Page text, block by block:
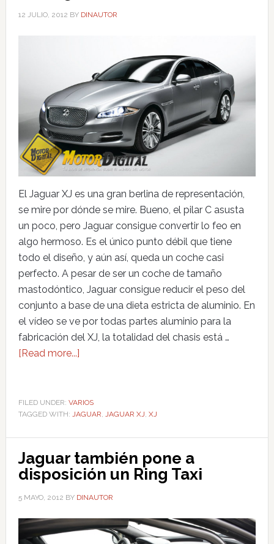
12 JULIO, 2012 BY DINAUTOR
El Jaguar XJ es una gran berlina de representación,
se mire por dónde se mire. Bueno, el pilar C asusta
un poco, pero Jaguar consigue convertir lo feo en
algo hermoso. Es el único punto débil que tiene
todo el diseño, y aún así, queda un coche casi
perfecto. A pesar de ser un coche de tamaño
mastodóntico, Jaguar consigue reducir el peso del
conjunto a base de una dieta estricta de aluminio. En
el vídeo se ve por todas partes aluminio para la
fabricación del XJ, la totalidad del chasis está …
[Read more...]
FILED UNDER: VARIOS
TAGGED WITH: JAGUAR JAGUAR XJ XJ
Jaguar también pone a
disposición un Ring Taxi
5 MAYO, 2012 BY DINAUTOR